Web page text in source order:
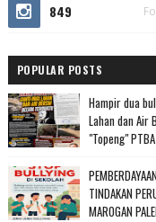
849
POPULAR POSTS
Hampir dua
Lahan dan Air
"Topeng"
TINDAKAN
MAROGAN